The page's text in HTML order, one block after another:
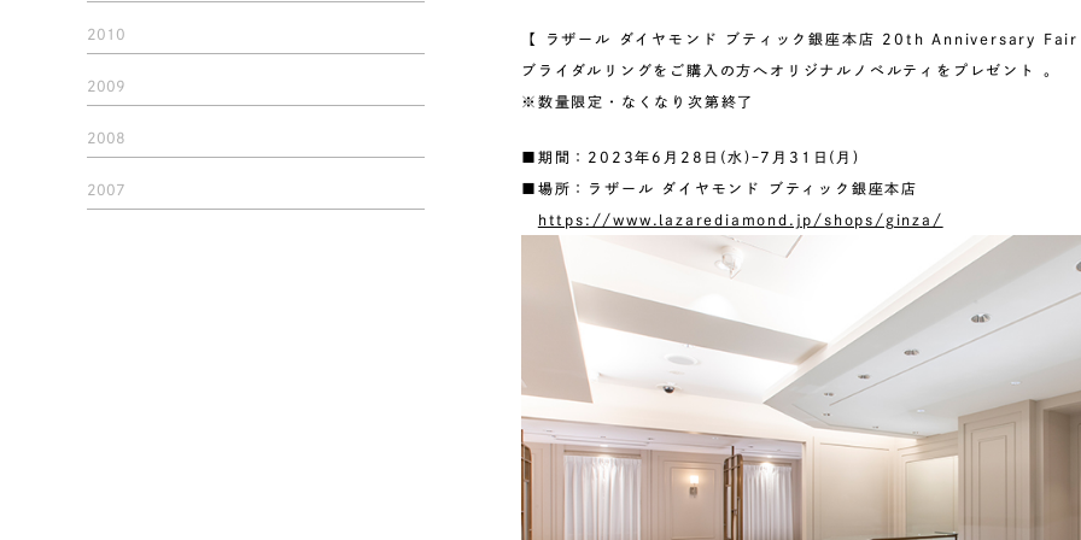
2010
2009
2008
2007
【 ラザール ダイヤモンド ブティック銀座本店 20th Anniversary
ブライダルリングをご購入の方へオリジナルノベルティをプレゼント 。
※数量限定・なくなり次第終了
■ 期間：2023年6月28日(水)ｰ7月31日(月)
■場所：ラザール ダイヤモンド ブティック銀座本店
https://www.lazarediamond.jp/shops/ginza/